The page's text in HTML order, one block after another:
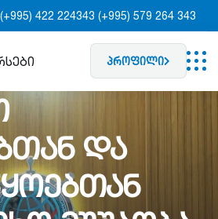
(+995) 422 224343 (+995) 579 264 343
პროფილი
და